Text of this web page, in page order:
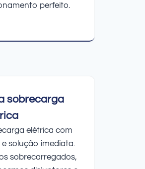
perfeito.
sobrecarga
elétrica com
solução imediata.
sobrecarregados,